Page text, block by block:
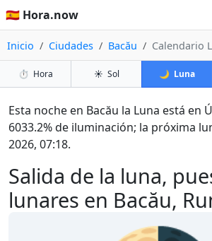
🇪🇸 Hora.now
Inicio Ciudades Bacău Calendario
⏱️ Hora ☀️ Sol 🌙 Luna
Salida de la luna,
lunares en Bacău,
Esta noche en Bacău la Luna está en
6033.2% de iluminación; la próxima
2026, 07:18.